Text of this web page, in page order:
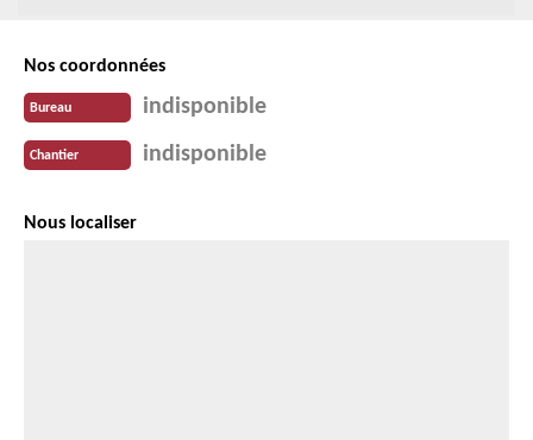
Nos coordonnées
Bureau indisponible
Chantier indisponible
Nous localiser